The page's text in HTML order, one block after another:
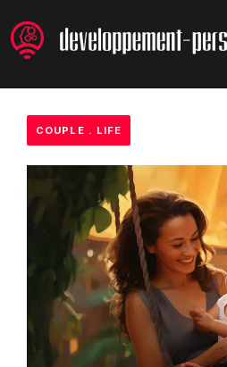
au
contenu
COUPLE . LIFE